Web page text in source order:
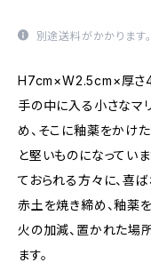
別途送料がかかります。
H7cm×W2.5cm×厚さ
手の中に入る小さなマ
め、そこに釉薬をかけ
と堅いものになってい
ておられる方々に、喜ば
赤土を焼き締め、釉薬
火の加減、置かれた場
ます。